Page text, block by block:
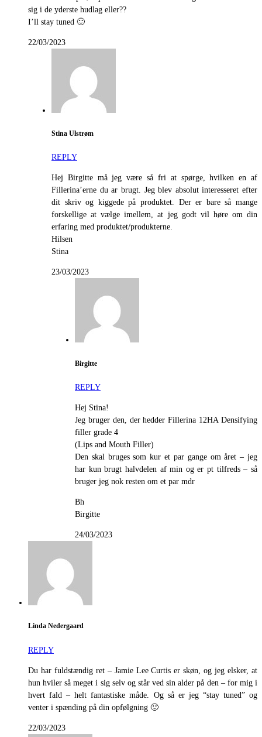
sig i de yderste hudlag eller??
I’ll stay tuned 🙂
22/03/2023
Stina Ulstrøm
REPLY
Hej Birgitte må jeg være så fri at spørge, hvilken en af
Fillerina’erne du ar brugt. Jeg blev absolut interesseret efter
dit skriv og kiggede på produktet. Der er bare så mange
forskellige at vælge imellem, at jeg godt vil høre om din
erfaring med produktet/produkterne.
Hilsen
Stina
23/03/2023
Birgitte
REPLY
Hej Stina!
Jeg bruger den, der hedder Fillerina 12HA Densifying
filler grade 4
(Lips and Mouth Filler)
Den skal bruges som kur et par gange om året – jeg
har kun brugt halvdelen af min og er pt tilfreds – så
bruger jeg nok resten om et par mdr
Bh
Birgitte
24/03/2023
Linda Nedergaard
REPLY
Du har fuldstændig ret – Jamie Lee Curtis er skøn, og jeg elsker, at
hun hviler så meget i sig selv og står ved sin alder på den – for mig i
hvert fald – helt fantastiske måde. Og så er jeg “stay tuned” og
venter i spænding på din opfølgning 🙂
22/03/2023